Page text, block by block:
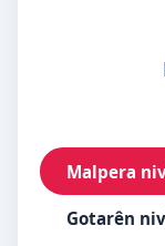
Malpera
Gotarên